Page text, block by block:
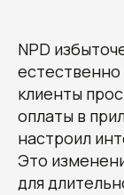
NPD
естественно
клиенты
оплаты в
настроил
Это
для